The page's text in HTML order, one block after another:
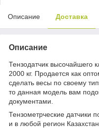
Описание Доставка
Описание
Тензодатчик высочайшего
2000 кг. Продается как
сделать весы по своему
то данная модель вам
документами.
Тензометрческие датчики
и в любой регион